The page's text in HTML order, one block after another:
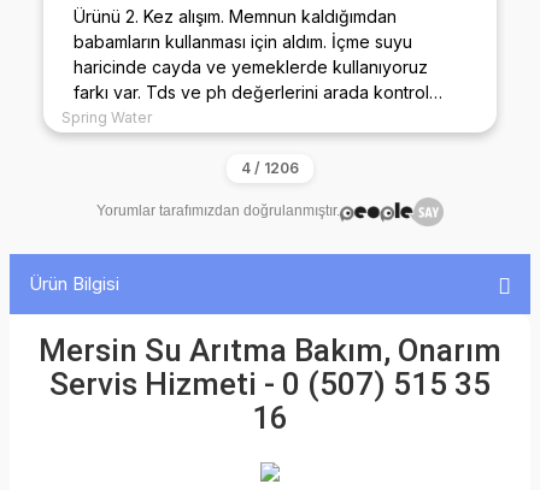
İlginiz için teşekkür ederim malesef talihsiz bir
kaza oldu filtre başlığımız kırıldı okadar güzel
ilgilendilerki çok teşekkür ediyorum ürün zaten
çok güzel diyecek laf yok 🤩
Yorumlar tarafımızdan doğrulanmıştır.
Ürün Bilgisi
Mersin Su Arıtma Bakım, Onarım
Servis Hizmeti - 0 (507) 515 35
16